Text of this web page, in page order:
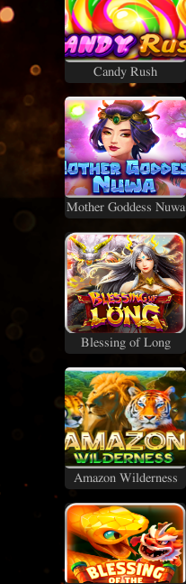
Candy Rush
Mother Goddess Nuwa
Blessing of Long
Amazon Wilderness